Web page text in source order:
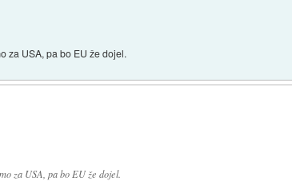
za USA, pa bo EU že dojel.
za USA, pa bo EU že dojel.